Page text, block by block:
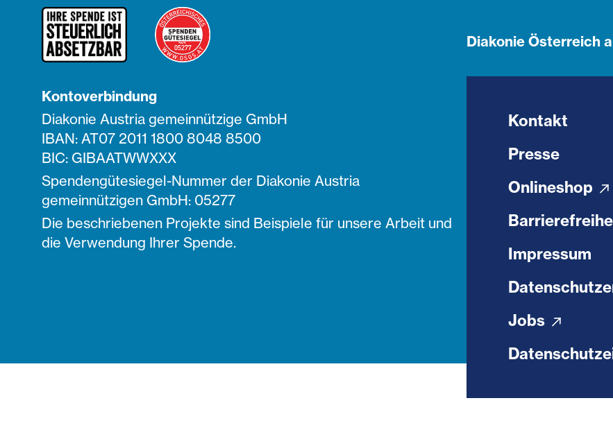
Kontoverbindung
Diakonie Austria gemeinnützige GmbH
IBAN: AT07 2011 1800 8048 8500
BIC: GIBAATWWXXX
Spendengütesiegel-Nummer der Diakonie Austria
gemeinnützigen GmbH: 05277
Die beschriebenen Projekte sind Beispiele für unsere Arbeit und
die Verwendung Ihrer Spende.
Diakonie Österreich
Kontakt
Presse
Onlineshop
Impressum
Jobs